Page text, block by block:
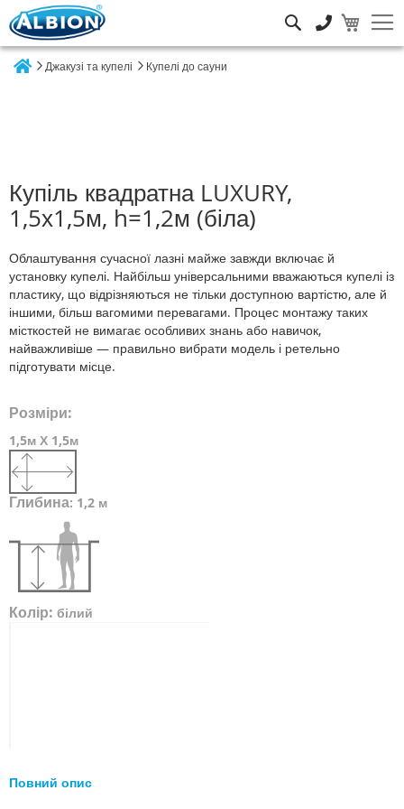
Джакузі та купелі Купелі до сауни
Купіль квадратна LUXURY,
1,5х1,5м, h=1,2м (біла)
Облаштування сучасної лазні майже завжди включає й
установку купелі. Найбільш універсальними вважаються купелі із
пластику, що відрізняються не тільки доступною вартістю, але й
іншими, більш вагомими перевагами. Процес монтажу таких
місткостей не вимагає особливих знань або навичок,
найважливіше — правильно вибрати модель і ретельно
підготувати місце.
Розміри:
1,5м Х 1,5м
Глибина: 1,2 м
Колір: білий
Повний опис